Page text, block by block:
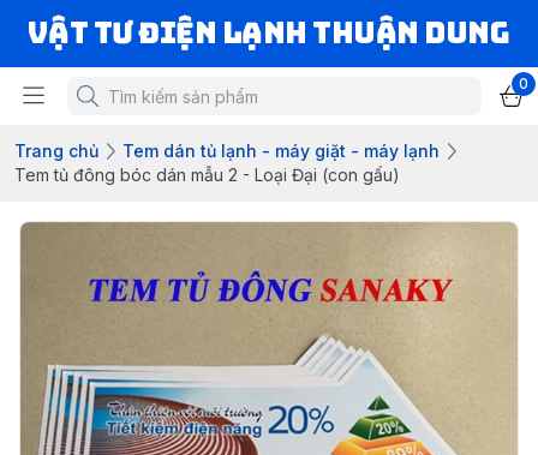
VẬT TƯ ĐIỆN LẠNH THUẬN DUNG
0
Trang chủ
Tem dán tủ lạnh - máy giặt - máy lạnh
Tem tủ đông bóc dán mẫu 2 - Loại Đại (con gấu)